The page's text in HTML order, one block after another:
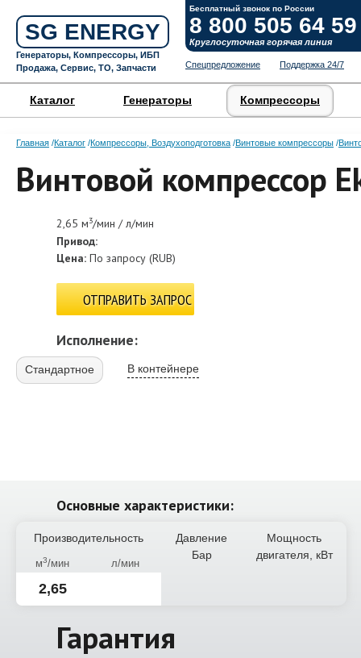
SG ENERGY
Генераторы, Компрессоры, ИБП
Продажа, Сервис, ТО, Запчасти
Бесплатный звонок по России
8 800 505 64 59
Круглосуточная горячая линия
Спецпредложение Поддержка 24/7
Каталог Генераторы Компрессоры
Главная Каталог Компрессоры, Воздухоподготовка Винтовые компрессоры
Винтовой компрессор
2,65 м3/мин / л/мин
Привод:
Цена: По запросу (RUB)
ОТПРАВИТЬ ЗАПРОС
Исполнение:
Стандартное В контейнере
Основные характеристики:
Производительность
Давление
Бар
Мощность
двигателя, кВт
м3/мин л/мин
2,65
Гарантия